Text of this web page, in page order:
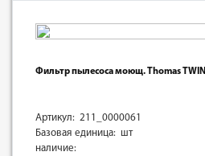
Фильтр пылесоса моющ. Thomas TWIN
Артикул: 211_0000061
Базовая единица: шт
наличие: